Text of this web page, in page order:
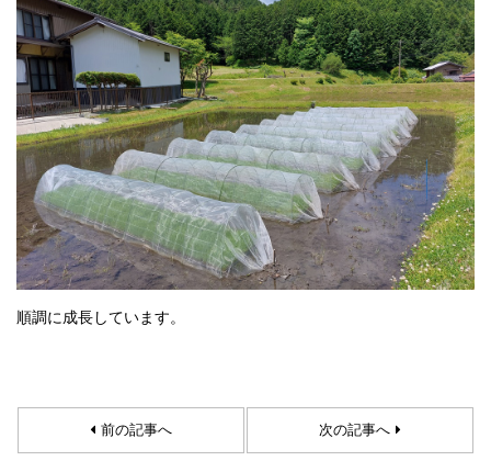
順調に成長しています。
前の記事へ 次の記事へ